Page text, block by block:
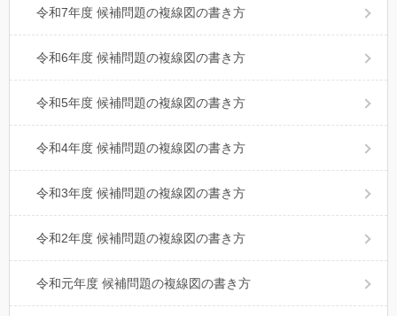
令和7年度 候補問題の複線図の書き方
令和6年度 候補問題の複線図の書き方
令和5年度 候補問題の複線図の書き方
令和4年度 候補問題の複線図の書き方
令和3年度 候補問題の複線図の書き方
令和2年度 候補問題の複線図の書き方
令和元年度 候補問題の複線図の書き方